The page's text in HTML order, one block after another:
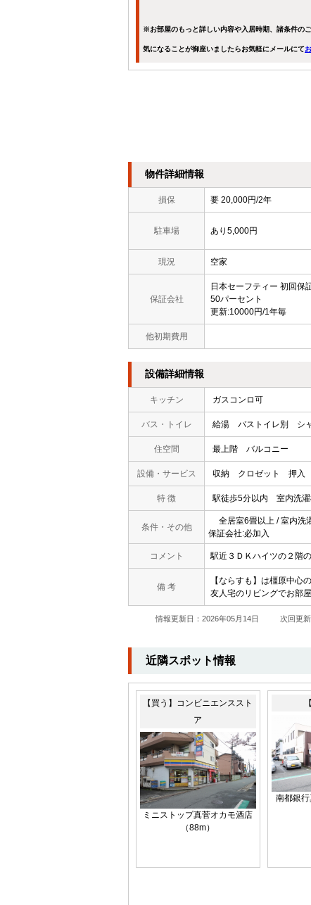
※お部屋のもっと詳しい内容や入居時期、諸条件の
気になることが御座いましたらお気軽にメールにて
物件詳細情報
損保 要 20,000円/2年
駐車場 あり5,000円
現況 空家
保証会社
日本セーフティー 初回保
50パーセント
更新:10000円/1年毎
他初期費用
設備詳細情報
キッチン ガスコンロ可
バス・トイレ 給湯 バストイレ別 シ
住空間 最上階 バルコニー
設備・サービス 収納 クロゼット 押入
特 徴 駅徒歩5分以内 室内洗
条件・その他
全居室6畳以上 / 室内洗
保証会社:必加入
コメント 駅近３ＤＫハイツの２階
備 考
【ならすも】は橿原中心
友人宅のリビングでお部
情報更新日：2026年05月14日 次回更
近隣スポット情報
【買う】コンビニエンススト
ア
ミニストップ真菅オカモ酒店
（88m）
南都銀行